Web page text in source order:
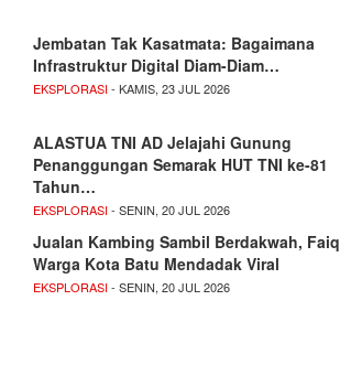
Jembatan Tak Kasatmata: Bagaimana
Infrastruktur Digital Diam-Diam…
EKSPLORASI- KAMIS, 23 JUL 2026
ALASTUA TNI AD Jelajahi Gunung
Penanggungan Semarak HUT TNI ke-81
Tahun…
EKSPLORASI- SENIN, 20 JUL 2026
Jualan Kambing Sambil Berdakwah, Faiq
Warga Kota Batu Mendadak Viral
EKSPLORASI- SENIN, 20 JUL 2026